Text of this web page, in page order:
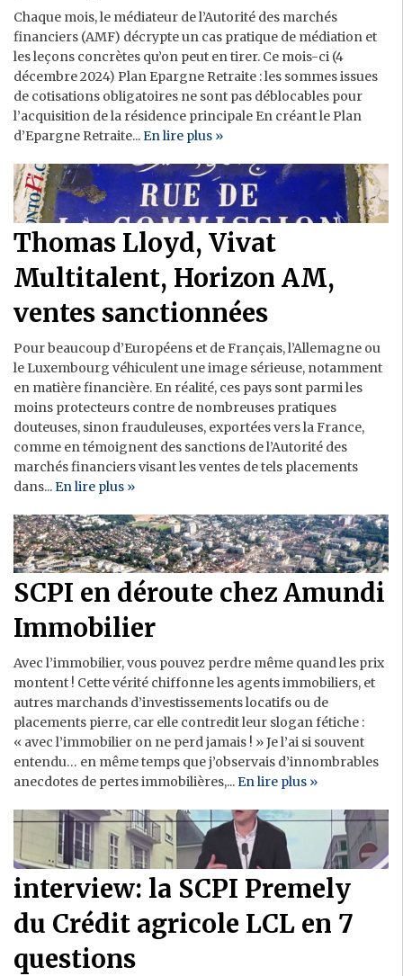
Chaque mois, le médiateur de l’Autorité des marchés
financiers (AMF) décrypte un cas pratique de médiation et
les leçons concrètes qu’on peut en tirer. Ce mois-ci (4
décembre 2024) Plan Epargne Retraite : les sommes issues
de cotisations obligatoires ne sont pas déblocables pour
l’acquisition de la résidence principale En créant le Plan
d’Epargne Retraite...En lire plus »
Thomas Lloyd, Vivat
Multitalent, Horizon AM,
ventes sanctionnées
Pour beaucoup d’Européens et de Français, l’Allemagne ou
le Luxembourg véhiculent une image sérieuse, notamment
en matière financière. En réalité, ces pays sont parmi les
moins protecteurs contre de nombreuses pratiques
douteuses, sinon frauduleuses, exportées vers la France,
comme en témoignent des sanctions de l’Autorité des
marchés financiers visant les ventes de tels placements
dans...En lire plus »
SCPI en déroute chez Amundi
Immobilier
Avec l’immobilier, vous pouvez perdre même quand les prix
montent ! Cette vérité chiffonne les agents immobiliers, et
autres marchands d’investissements locatifs ou de
placements pierre, car elle contredit leur slogan fétiche :
« avec l’immobilier on ne perd jamais ! » Je l’ai si souvent
entendu… en même temps que j’observais d’innombrables
anecdotes de pertes immobilières,...En lire plus »
interview: la SCPI Premely
du Crédit agricole LCL en 7
questions